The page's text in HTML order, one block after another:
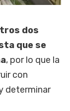
dos
que se
, por lo que la
con
determinar